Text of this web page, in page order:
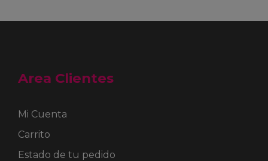
Area Clientes
Mi Cuenta
Carrito
Estado de tu pedido